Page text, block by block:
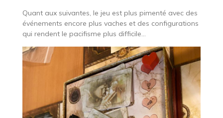
Quant aux suivantes, le jeu est plus pimenté avec des
événements encore plus vaches et des configurations
qui rendent le pacifisme plus difficile…